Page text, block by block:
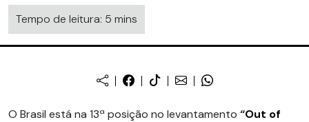
Tempo de leitura: 5 mins
O Brasil está na 13ª posição no levantamento “Out of